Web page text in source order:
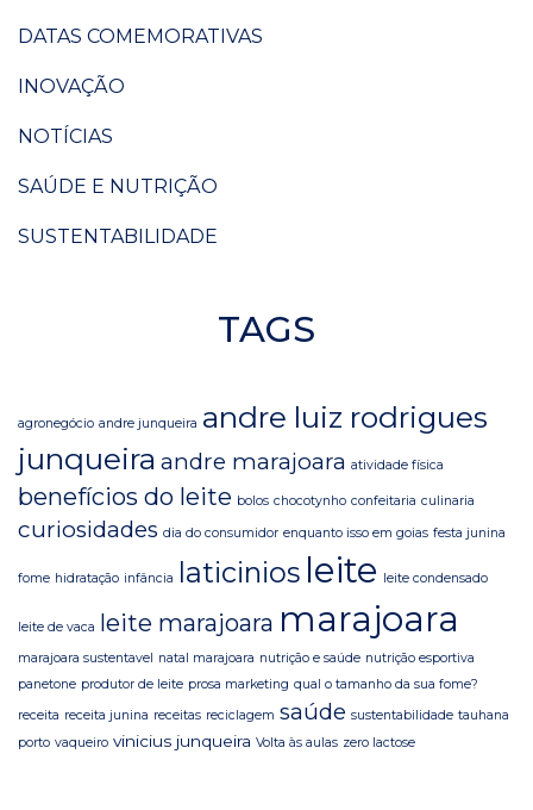
DATAS COMEMORATIVAS
INOVAÇÃO
NOTÍCIAS
SAÚDE E NUTRIÇÃO
SUSTENTABILIDADE
TAGS
agronegócio andre junqueira andre luiz rodrigues
junqueira andre marajoara atividade física
benefícios do leite bolos chocotynho confeitaria culinaria
curiosidades dia do consumidor enquanto isso em goias festa junina
fome hidratação infância laticinios leite leite condensado
leite de vaca leite marajoara marajoara
marajoara sustentavel natal marajoara nutrição e saúde nutrição esportiva
panetone produtor de leite prosa marketing qual o tamanho da sua fome?
receita receita junina receitas reciclagem saúde sustentabilidade tauhana
porto vaqueiro vinicius junqueira Volta às aulas zero lactose